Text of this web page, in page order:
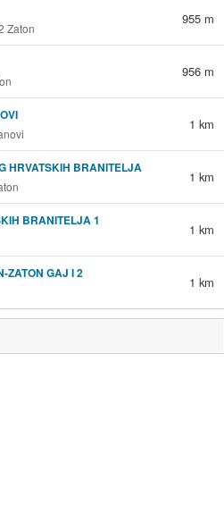
Zaton
955 m
956 m
1 km
HRVATSKIH BRANITELJA
1 km
BRANITELJA 1
1 km
ZATON GAJ I 2
1 km